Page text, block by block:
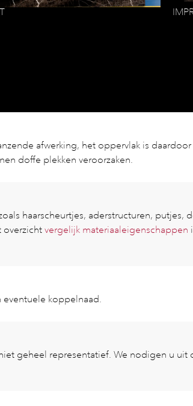
afwerking, het oppervlak is
doffe plekken veroorzaken.
haarscheurtjes, aderstructuren, putjes,
overzicht vergelijk materiaaleigenschappen
koppelnaad.
geheel representatief. We nodigen u